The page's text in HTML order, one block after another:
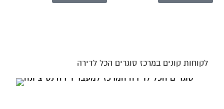
לקוחות קונים במרכז סוגרים הכל לדירה